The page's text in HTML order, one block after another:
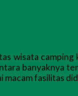
wisata
banyaknya
fasilitas